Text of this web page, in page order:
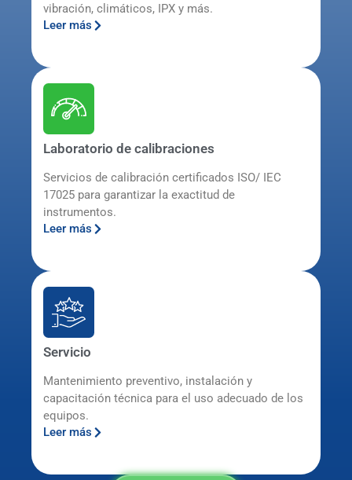
vibración, climáticos, IPX y más.
Leer más
Laboratorio de calibraciones
Servicios de calibración certificados ISO/ IEC
17025 para garantizar la exactitud de
instrumentos.
Leer más
Servicio
Mantenimiento preventivo, instalación y
capacitación técnica para el uso adecuado de los
equipos.
Leer más